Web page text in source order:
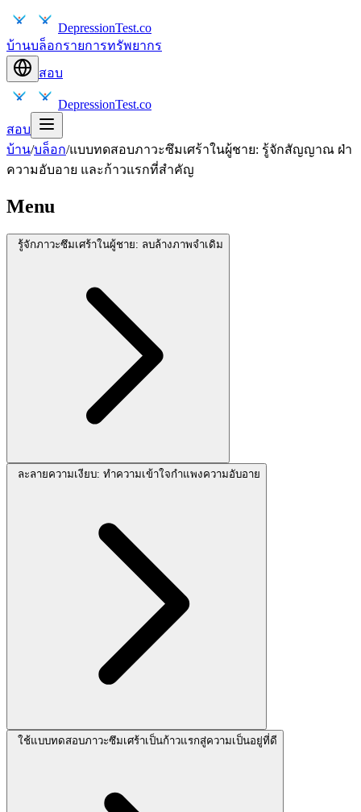
DepressionTest.co
บ้านบล็อกรายการทรัพยากร
สอบ
DepressionTest.co
สอบ
บ้าน/บล็อก/แบบทดสอบภาวะซึมเศร้าในผู้ชาย: รู้จักสัญญาณ ฝ่า
ความอับอาย และก้าวแรกที่สำคัญ
Menu
รู้จักภาวะซึมเศร้าในผู้ชาย: ลบล้างภาพจำเดิม
ละลายความเงียบ: ทำความเข้าใจกำแพงความอับอาย
ใช้แบบทดสอบภาวะซึมเศร้าเป็นก้าวแรกสู่ความเป็นอยู่ที่ดี